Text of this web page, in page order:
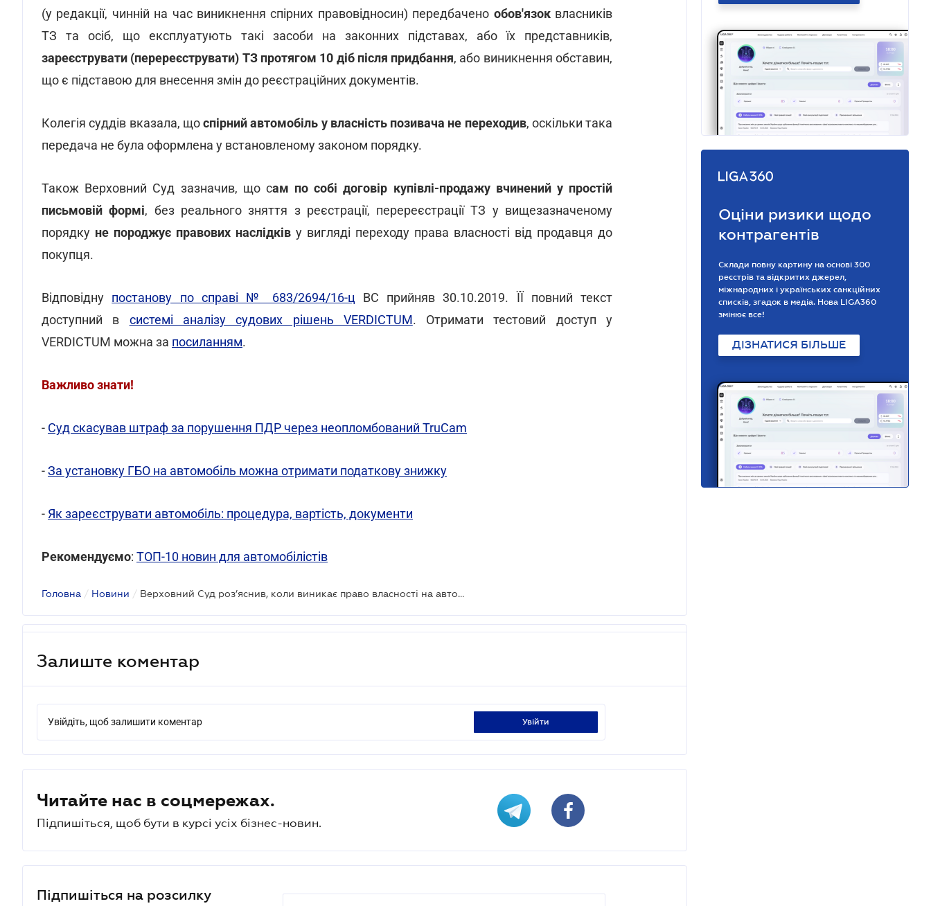
(у редакції, чинній на час виникнення спірних правовідносин) передбачено обов'язок власників
ТЗ та осіб, що експлуатують такі засоби на законних підставах, або їх представників,
зареєструвати (перереєструвати) ТЗ протягом 10 діб після придбання, або виникнення обставин,
що є підставою для внесення змін до реєстраційних документів.
Колегія суддів вказала, щоспірний автомобіль у власність позивача не переходив, оскільки така
передача не була оформлена у встановленому законом порядку.
Також Верховний Суд зазначив, що сам по собі договір купівлі-продажу вчинений у простій
письмовій формі, без реального зняття з реєстрації, перереєстрації ТЗ у вищезазначеному
порядку не породжує правових наслідків у вигляді переходу права власності від продавця до
покупця.
Відповідну постанову по справі № 683/2694/16-ц ВС прийняв 30.10.2019. ЇЇ повний текст
доступний в системі аналізу судових рішень VERDICTUM. Отримати тестовий доступ у
VERDICTUM можна за посиланням.
Важливо знати!
- Суд скасував штраф за порушення ПДР через неопломбований TruCam
-За установку ГБО на автомобіль можна отримати податкову знижку
- Як зареєструвати автомобіль: процедура, вартість, документи
Рекомендуємо: ТОП-10 новин для автомобілістів
Головна / Новини / Верховний Суд роз’яснив, коли виникає право власності на автомобіль
Залиште коментар
Увійдіть, щоб залишити коментар увійти
Читайте нас в соцмережах.
Підпишіться, щоб бути в курсі усіх бізнес-новин.
Підпишіться на розсилку
Оціни ризики щодо
контрагентів
Склади повну картину на основі 300
реєстрів та відкритих джерел,
міжнародних і українських санкційних
списків, згадок в медіа. Нова LIGA360
змінює все!
ДІЗНАТИСЯ БІЛЬШЕ